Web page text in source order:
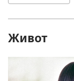
Живот